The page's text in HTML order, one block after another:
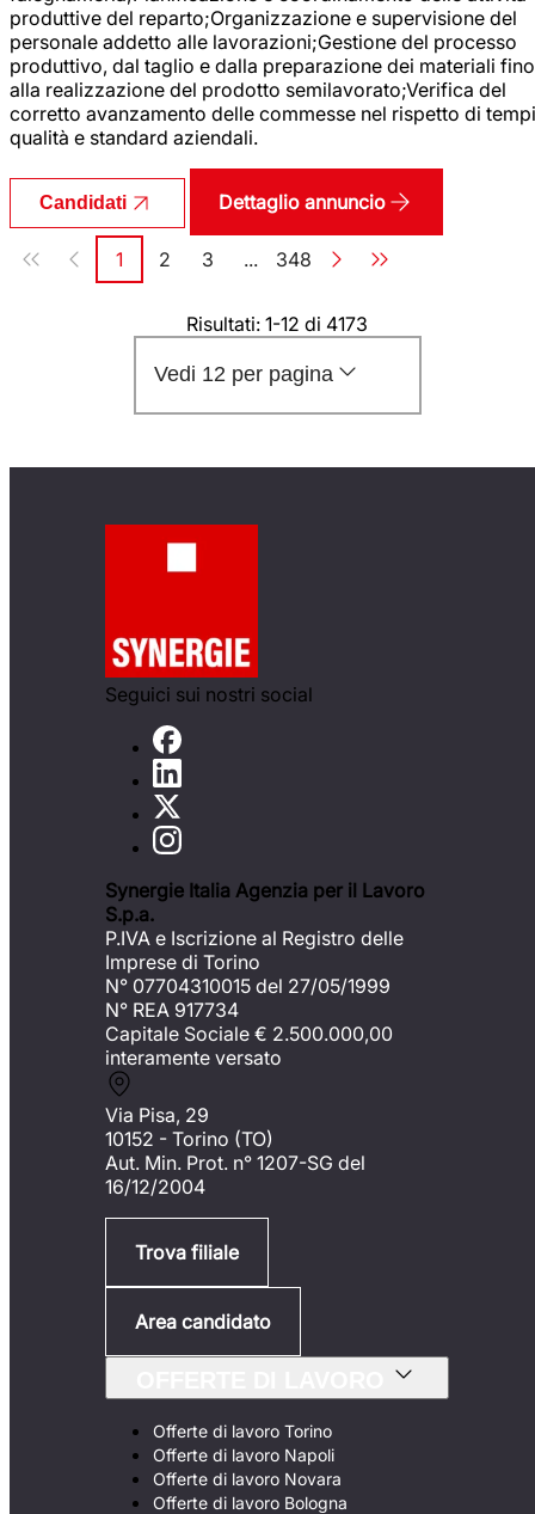
produttive del reparto;Organizzazione e supervisione del
personale addetto alle lavorazioni;Gestione del processo
produttivo, dal taglio e dalla preparazione dei materiali fino
alla realizzazione del prodotto semilavorato;Verifica del
corretto avanzamento delle commesse nel rispetto di
qualità e standard aziendali.
Candidati Dettaglio annuncio
Paginazione
Pagina
1 Pagina
2 Pagina
3 ... Pagina
348
Risultati: 1-12 di 4173
Vedi 12 per pagina
Seguici sui nostri social
Synergie Italia Agenzia per il Lavoro
S.p.a.
P.IVA e Iscrizione al Registro delle
Imprese di Torino
N° 07704310015 del 27/05/1999
N° REA 917734
Capitale Sociale € 2.500.000,00
interamente versato
Via Pisa, 29
10152 - Torino (TO)
Aut. Min. Prot. n° 1207-SG del
16/12/2004
Trova filiale
Area candidato
Offerte di lavoro Torino
Offerte di lavoro Napoli
Offerte di lavoro Novara
Offerte di lavoro Bologna